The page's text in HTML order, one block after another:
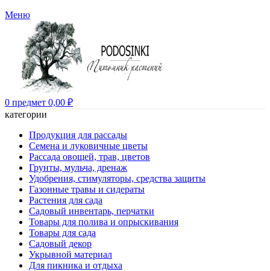
Меню
0 предмет 0,00 ₽
категории
Продукция для рассады
Семена и луковичные цветы
Рассада овощей, трав, цветов
Грунты, мульча, дренаж
Удобрения, стимуляторы, средства защиты
Газонные травы и сидераты
Растения для сада
Садовый инвентарь, перчатки
Товары для полива и опрыскивания
Товары для сада
Садовый декор
Укрывной материал
Для пикника и отдыха